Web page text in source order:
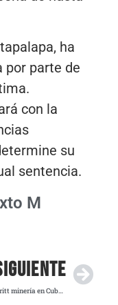
ha
por parte de
con la
su
sentencia.
M
Suspende Sherritt minería en Cuba por falta de combustible